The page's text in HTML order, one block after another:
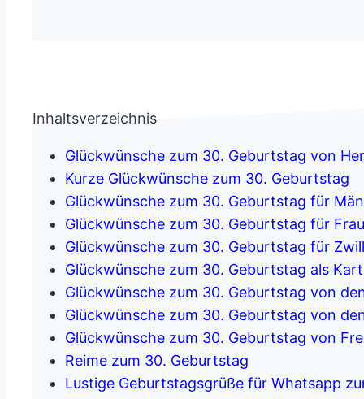
Inhaltsverzeichnis
Glückwünsche zum 30. Geburtstag von
Kurze Glückwünsche zum 30. Geburtstag
Glückwünsche zum 30. Geburtstag für
Glückwünsche zum 30. Geburtstag für
Glückwünsche zum 30. Geburtstag für
Glückwünsche zum 30. Geburtstag als
Glückwünsche zum 30. Geburtstag von
Glückwünsche zum 30. Geburtstag von
Glückwünsche zum 30. Geburtstag von
Reime zum 30. Geburtstag
Lustige Geburtstagsgrüße für Whatsapp